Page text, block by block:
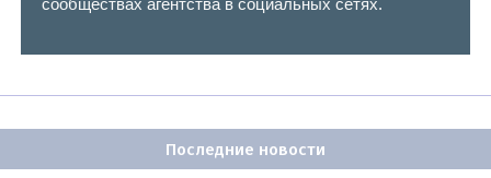
сообществах агентства в социальных сетях.
Последние новости